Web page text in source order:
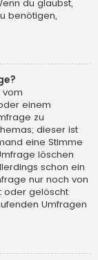
du glaubst,
benötigen,
vom
einem
zu
dieser ist
eine Stimme
löschen
schon ein
nur noch von
oder gelöscht
Umfragen